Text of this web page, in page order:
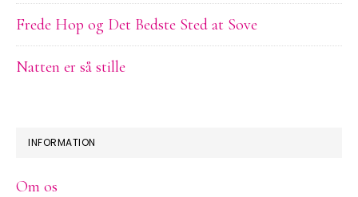
Frede Hop og Det Bedste Sted at Sove
Natten er så stille
INFORMATION
Om os